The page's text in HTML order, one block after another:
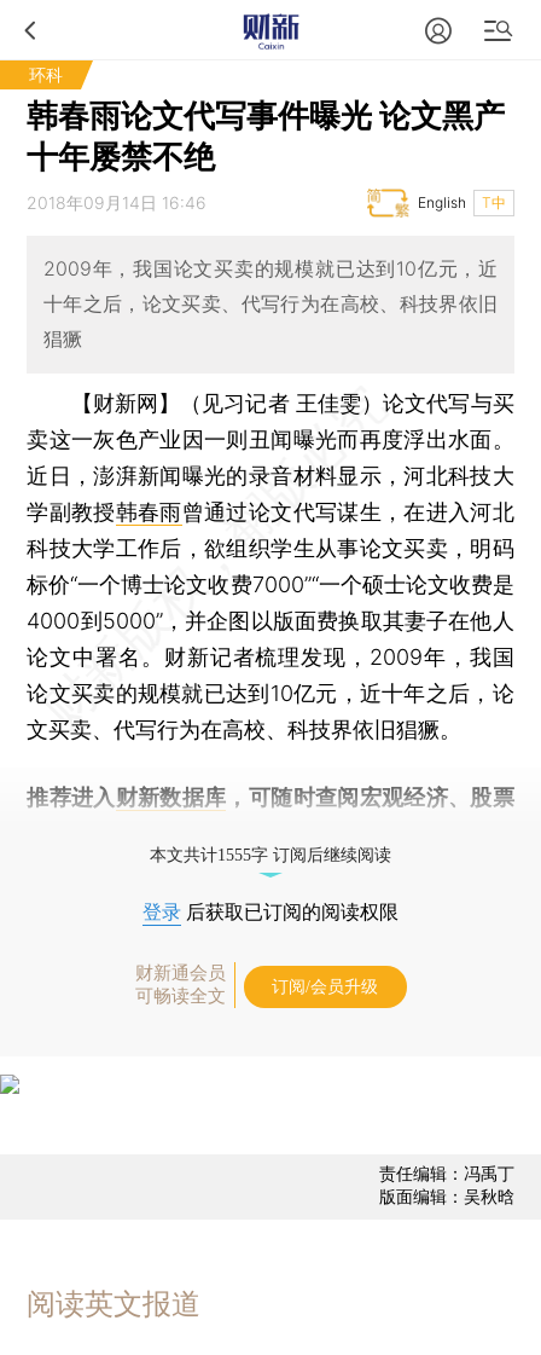
环科
韩春雨论文代写事件曝光 论文黑产
十年屡禁不绝
2018年09月14日 16:46 T中
English
2009年，我国论文买卖的规模就已达到10亿元，近
十年之后，论文买卖、代写行为在高校、科技界依旧
猖獗
【财新网】（见习记者 王佳雯）论文代写与买
卖这一灰色产业因一则丑闻曝光而再度浮出水面。
近日，澎湃新闻曝光的录音材料显示，河北科技大
学副教授韩春雨曾通过论文代写谋生，在进入河北
科技大学工作后，欲组织学生从事论文买卖，明码
标价“一个博士论文收费7000”“一个硕士论文收费是
4000到5000”，并企图以版面费换取其妻子在他人
论文中署名。财新记者梳理发现，2009年，我国
论文买卖的规模就已达到10亿元，近十年之后，论
文买卖、代写行为在高校、科技界依旧猖獗。
推荐进入 财新数据库 ，可随时查阅宏观经济、股票
本文共计1555字 订阅后继续阅读
登录 后获取已订阅的阅读权限
财新通会员
可畅读全文
订阅/会员升级
责任编辑：冯禹丁
版面编辑：吴秋晗
阅读英文报道